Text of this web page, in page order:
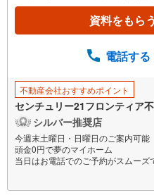
資料をもらう
電話する
不動産会社おすすめポイント
センチュリー21フロンティア
シルバー推奨店
今週末土曜日・日曜日のご案内可能
頭金0円で夢のマイホーム
当日はお電話でのご予約がスムーズ